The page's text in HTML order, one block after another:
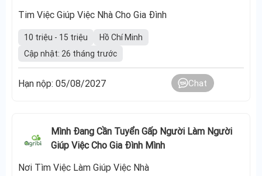
Tim Việc Giúp Việc Nhà Cho Gia Đình
10 triệu - 15 triệu
Hồ Chí Minh
Cập nhật: 26 tháng trước
Hạn nộp: 05/08/2027 Chat
Mình Đang Cần Tuyển Gấp Người Làm Người
Giúp Việc Cho Gia Đình Mình
Nơi Tìm Việc Làm Giúp Việc Nhà